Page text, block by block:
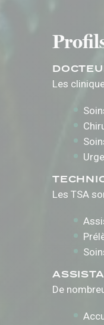
Les
Les TSA
De